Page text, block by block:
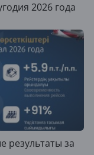
2026 года
результаты за